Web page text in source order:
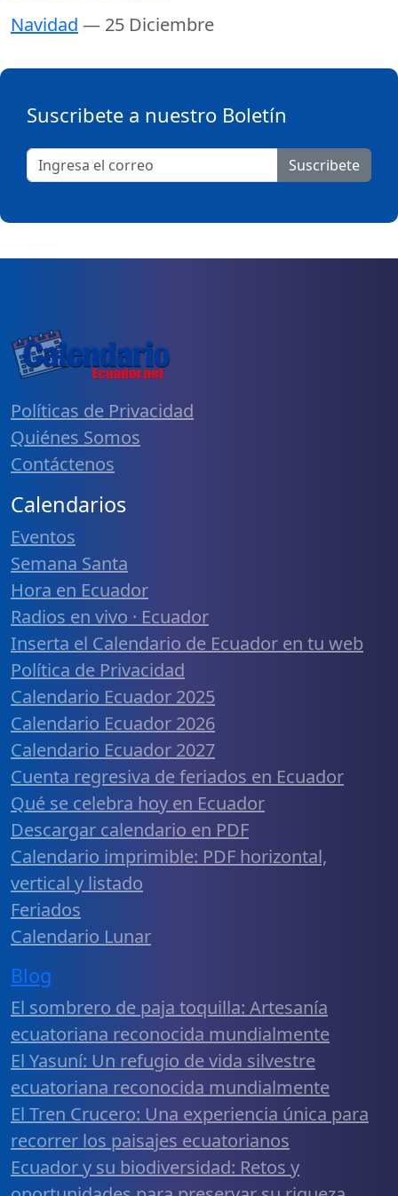
Navidad — 25 Diciembre
Suscribete a nuestro Boletín
Suscribete
Políticas de Privacidad
Quiénes Somos
Contáctenos
Calendarios
Eventos
Semana Santa
Hora en Ecuador
Radios en vivo · Ecuador
Inserta el Calendario de Ecuador en tu web
Política de Privacidad
Calendario Ecuador 2025
Calendario Ecuador 2026
Calendario Ecuador 2027
Cuenta regresiva de feriados en Ecuador
Qué se celebra hoy en Ecuador
Descargar calendario en PDF
Calendario imprimible: PDF horizontal,
vertical y listado
Feriados
Calendario Lunar
Blog
El sombrero de paja toquilla: Artesanía
ecuatoriana reconocida mundialmente
El Yasuní: Un refugio de vida silvestre
ecuatoriana reconocida mundialmente
El Tren Crucero: Una experiencia única para
recorrer los paisajes ecuatorianos
Ecuador y su biodiversidad: Retos y